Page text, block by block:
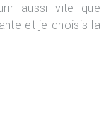
aussi vite que
et je choisis la